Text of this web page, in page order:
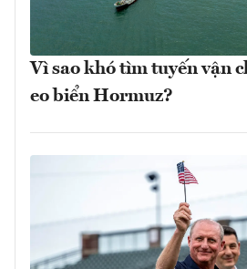
Vì sao khó tìm tuyến vận
eo biển Hormuz?